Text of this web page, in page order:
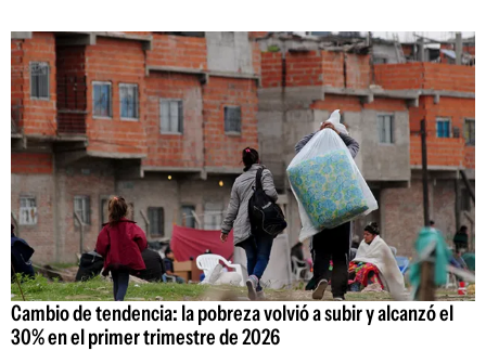
Cambio de tendencia: la pobreza volvió a subir y alcanzó el
30% en el primer trimestre de 2026